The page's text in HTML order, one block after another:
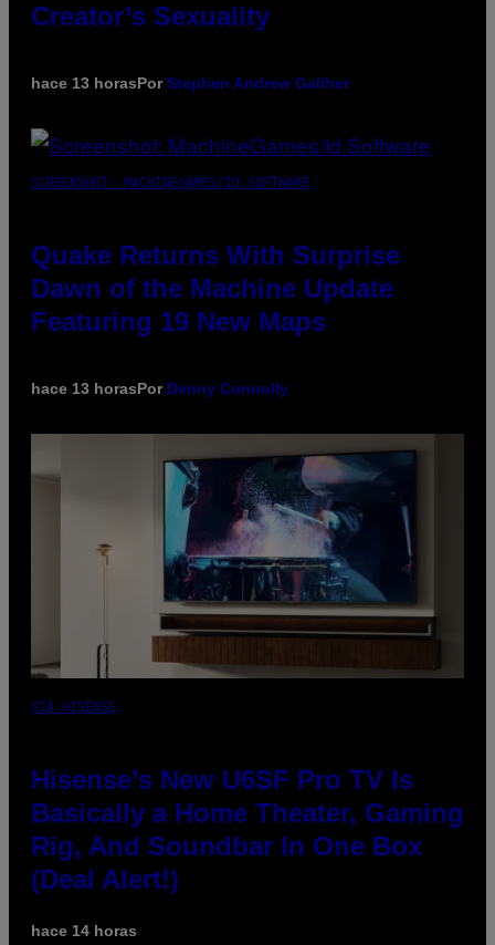
Creator’s Sexuality
hace 13 horasPorStephen Andrew Galiher
SCREENSHOT: MACHINEGAMES/ID SOFTWARE
Quake Returns With Surprise
Dawn of the Machine Update
Featuring 19 New Maps
hace 13 horasPor Denny Connolly
VIA HISENSE
Hisense’s New U6SF Pro TV Is
Basically a Home Theater, Gaming
Rig, And Soundbar In One Box
(Deal Alert!)
hace 14 horas